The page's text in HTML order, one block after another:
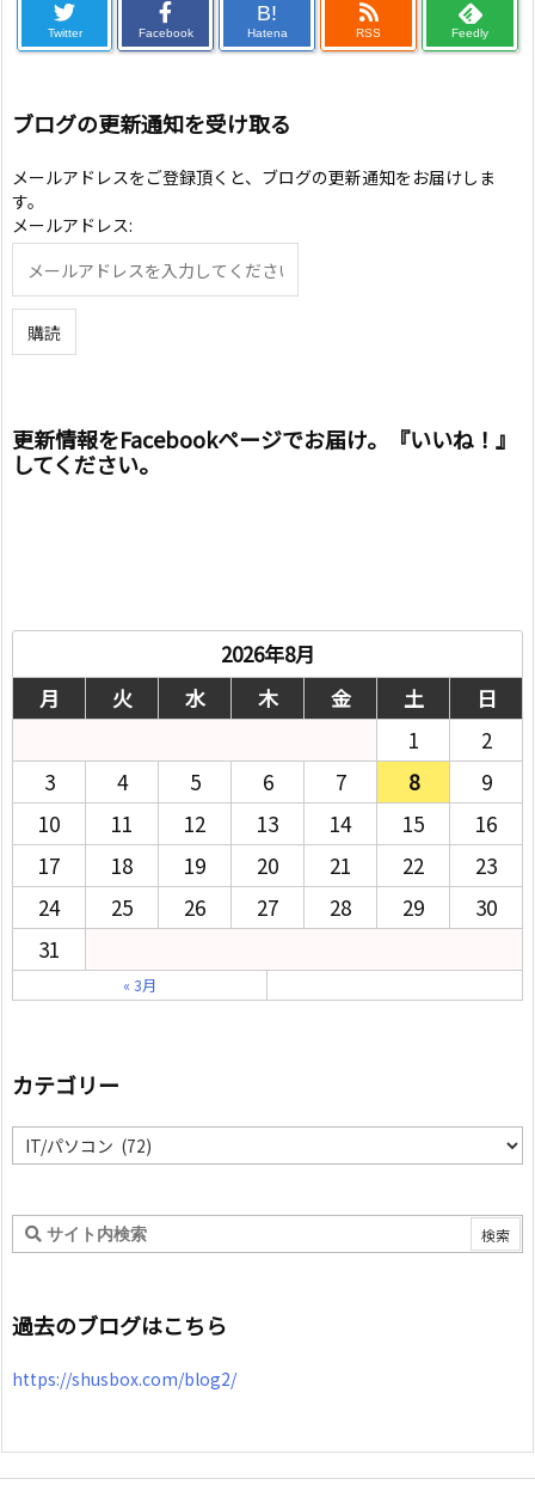
Twitter Facebook
B!
Hatena RSS Feedly
ブログの更新通知を受け取る
メールアドレスをご登録頂くと、ブログの更新通知をお届けしま
す。
メールアドレス:
更新情報をFacebookページでお届け。『いいね！』
してください。
2026年8月
月
火 水 木 金 土
日
1
2
3
4 5 6 7 8
9
10
11 12 13 14 15
16
17
18 19 20 21 22
23
24
25 26 27 28 29
30
31
« 3月
カテゴリー
カ
テ
リ
ー
過去のブログはこちら
https://shusbox.com/blog2/